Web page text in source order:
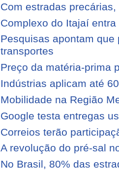
Com estradas
Complexo do Itajaí
Pesquisas apontam
transportes
Preço da matéria-prima
Indústrias aplicam até
Mobilidade na Região
Google testa entregas
Correios terão
A revolução do pré-sal
No Brasil, 80% das